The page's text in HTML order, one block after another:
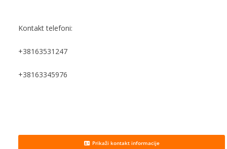
Kontakt telefoni:
+38163531247
+38163345976
Prikaži kontakt informacije